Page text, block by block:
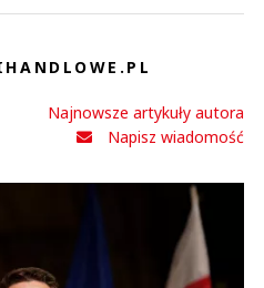
Najnowsze artykuły autora
Napisz wiadomość